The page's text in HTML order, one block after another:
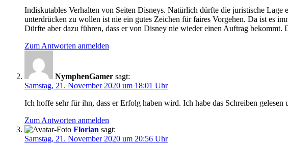
Indiskutables Verhalten von Seiten Disneys. Natürlich dürfte die juristische Lage
unterdrücken zu wollen ist nie ein gutes Zeichen für faires Vorgehen. Da ist es
Dürfte aber dazu führen, dass er von Disney nie wieder einen Auftrag bekommt.
Zum Antworten anmelden
NymphenGamer sagt:
Samstag, 21. November 2020 um 18:01 Uhr
Ich hoffe sehr für ihn, dass er Erfolg haben wird. Ich habe das Schreiben
Zum Antworten anmelden
Florian sagt:
Samstag, 21. November 2020 um 20:56 Uhr